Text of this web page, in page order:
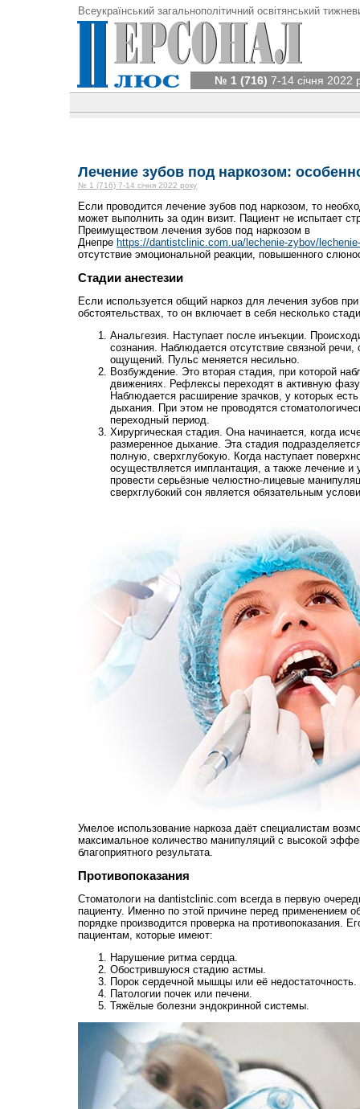
Всеукраїнський загальнополітичний освітянський
№ 1 (716) 7-14 січня 2022
Лечение зубов под наркозом:
№ 1 (716) 7-14 січня 2022 року
Если проводится лечение зубов под наркозом, то
может выполнить за один визит. Пациент не испытает
Преимуществом лечения зубов под наркозом в
Днепре https://dantistclinic.com.ua/lechenie-zybov/
отсутствие эмоциональной реакции, повышенного
Стадии анестезии
Если используется общий наркоз для лечения зубов
обстоятельствах, то он включает в себя несколько
Анальгезия. Наступает после инъекции.
сознания. Наблюдается отсутствие связной
ощущений. Пульс меняется несильно.
Возбуждение. Это вторая стадия, при которой
движениях. Рефлексы переходят в активную
Наблюдается расширение зрачков, у которых
дыхания. При этом не проводятся
переходный период.
Хирургическая стадия. Она начинается, когда
размеренное дыхание. Эта стадия
полную, сверхглубокую. Когда наступает
осуществляется имплантация, а также лечение и
провести серьёзные челюстно-лицевые
сверхглубокий сон является обязательным
Умелое использование наркоза даёт специалистам
максимальное количество манипуляций с высокой
благоприятного результата.
Противопоказания
Стоматологи на dantistclinic.com всегда в первую
пациенту. Именно по этой причине перед применением
порядке производится проверка на противопоказания.
пациентам, которые имеют:
Нарушение ритма сердца.
Обострившуюся стадию астмы.
Порок сердечной мышцы или её недостаточность.
Патологии почек или печени.
Тяжёлые болезни эндокринной системы.